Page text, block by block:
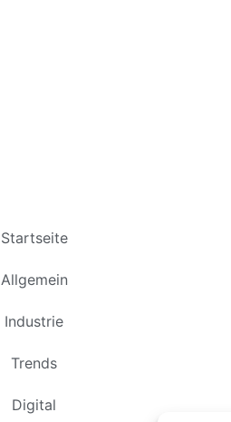
Startseite
Allgemein
Industrie
Trends
Digital